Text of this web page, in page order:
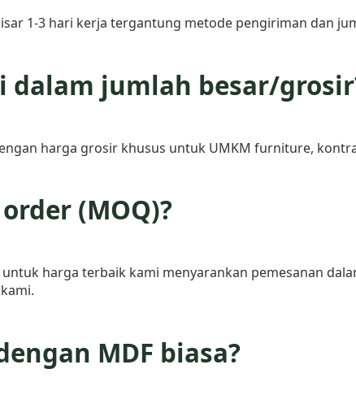
1-3 hari kerja tergantung metode pengiriman dan
dalam jumlah besar/
harga grosir khusus untuk UMKM furniture,
(MOQ)?
harga terbaik kami menyarankan pemesanan
MDF biasa?